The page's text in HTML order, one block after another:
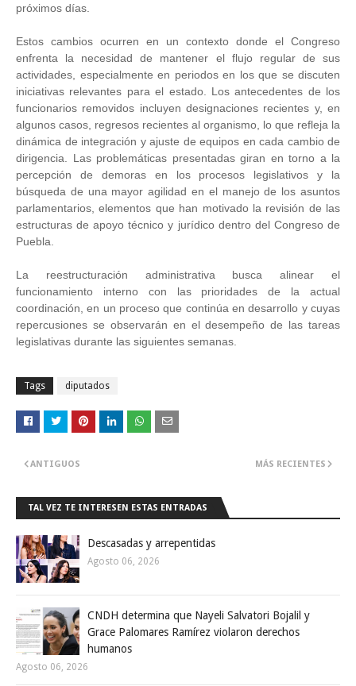
próximos días.
Estos cambios ocurren en un contexto donde el Congreso
enfrenta la necesidad de mantener el flujo regular de sus
actividades, especialmente en periodos en los que se discuten
iniciativas relevantes para el estado. Los antecedentes de los
funcionarios removidos incluyen designaciones recientes y, en
algunos casos, regresos recientes al organismo, lo que refleja la
dinámica de integración y ajuste de equipos en cada cambio de
dirigencia. Las problemáticas presentadas giran en torno a la
percepción de demoras en los procesos legislativos y la
búsqueda de una mayor agilidad en el manejo de los asuntos
parlamentarios, elementos que han motivado la revisión de las
estructuras de apoyo técnico y jurídico dentro del Congreso de
Puebla.
La reestructuración administrativa busca alinear el
funcionamiento interno con las prioridades de la actual
coordinación, en un proceso que continúa en desarrollo y cuyas
repercusiones se observarán en el desempeño de las tareas
legislativas durante las siguientes semanas.
Tags diputados
MÁS RECIENTES
ANTIGUOS
TAL VEZ TE INTERESEN ESTAS ENTRADAS
Descasadas y arrepentidas
Agosto 06, 2026
CNDH determina que Nayeli Salvatori Bojalil y
Grace Palomares Ramírez violaron derechos
humanos
Agosto 06, 2026